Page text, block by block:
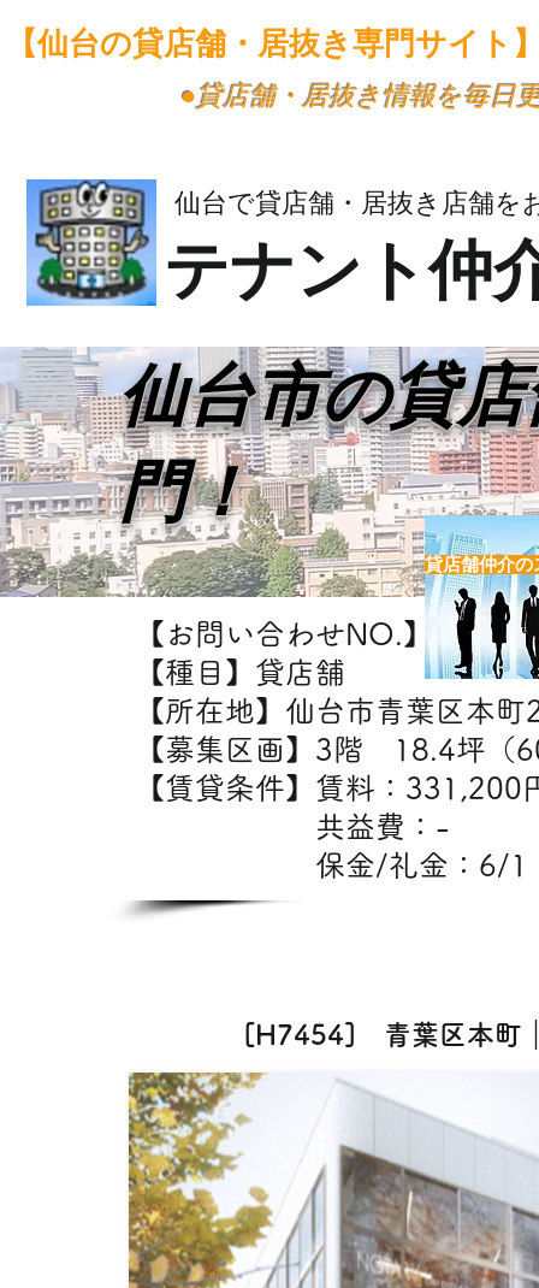
【仙台の貸店舗・居抜き専門サイト
​●貸店舗・居抜き情報を毎日
仙台で貸店舗・居抜き店舗を
テナント仲
【お問い合わせNO.】H7454
【種目】貸店舗
【所在地】仙台市青葉区本町
【募集区画】3階 18.4坪（
【賃貸条件】賃料：
共益費：-
保金/礼金：6/1
[H7454] 青葉区本町
仙台市の貸
門！
貸店舗仲介の